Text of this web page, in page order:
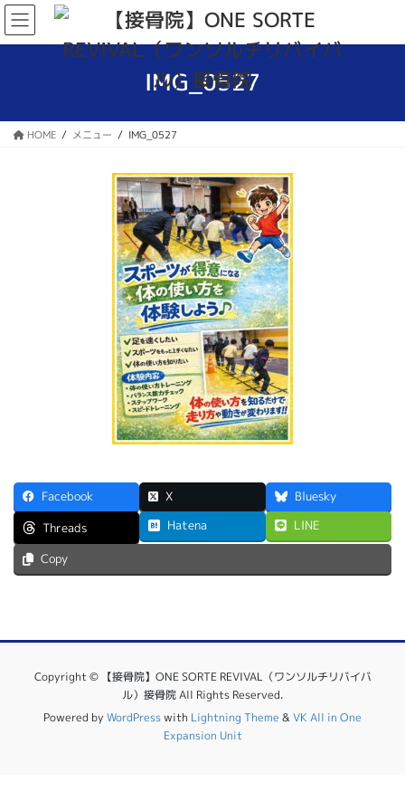
コ
ン
テ
ス
ナ
ビ
ゲ
ン
IMG_0527
HOME メニュー IMG_0527
Facebook X
Bluesky
Threads
Hatena LINE
Copy
Copyright © 【接骨院】ONE SORTE REVIVAL（ワンソルチリバイバ
ル）接骨院 All Rights Reserved.
Powered by WordPresswith Lightning Theme &VK All in One
Expansion Unit